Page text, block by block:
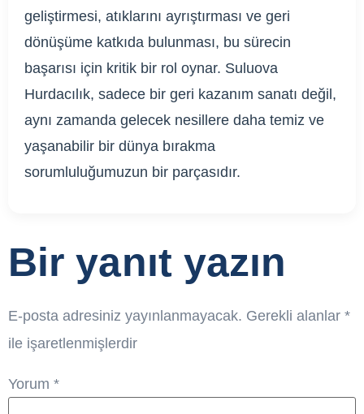
geliştirmesi, atıklarını ayrıştırması ve geri
dönüşüme katkıda bulunması, bu sürecin
başarısı için kritik bir rol oynar. Suluova
Hurdacılık, sadece bir geri kazanım sanatı değil,
aynı zamanda gelecek nesillere daha temiz ve
yaşanabilir bir dünya bırakma
sorumluluğumuzun bir parçasıdır.
Bir yanıt yazın
E-posta adresiniz yayınlanmayacak. Gerekli alanlar *
ile işaretlenmişlerdir
Yorum *